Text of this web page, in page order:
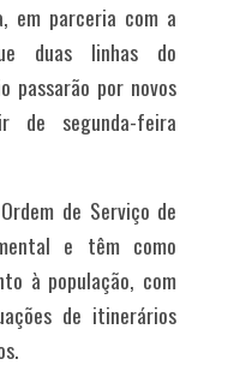
em parceria com a
duas linhas do
passarão por novos
de segunda-feira
de Serviço de
e têm como
à população, com
de itinerários